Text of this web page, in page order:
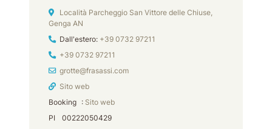
Indirizzo
Località Parcheggio San Vittore delle Chiuse,
Genga AN
Tel
Dall'estero: +39 0732 97211
Tel
+39 0732 97211
Email
grotte@frasassi.com
Sito web
Booking : Sito web
PI
00222050429